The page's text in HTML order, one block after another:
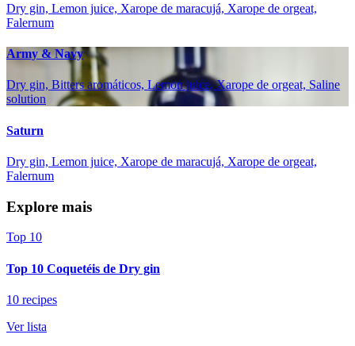
Dry gin, Lemon juice, Xarope de maracujá, Xarope de orgeat,
Falernum
Army & Navy
Dry gin, Bitters aromáticos, Lemon juice, Xarope de orgeat, Saline
solution
Saturn
Dry gin, Lemon juice, Xarope de maracujá, Xarope de orgeat,
Falernum
Explore mais
Top 10
Top 10 Coquetéis de Dry gin
10 recipes
Ver lista